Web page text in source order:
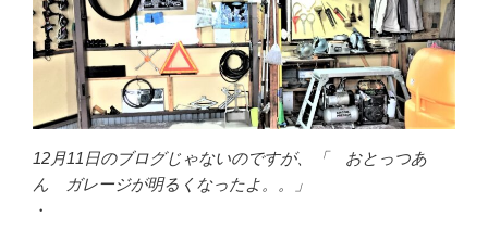
12月11日のブログじゃないのですが、「 おとっつあ
ん ガレージが明るくなったよ。。」
・